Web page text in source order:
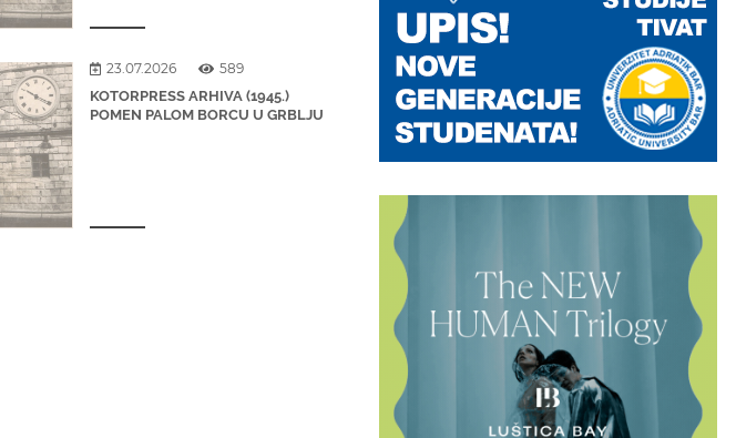
23.07.2026
589
KOTORPRESS ARHIVA (1945.)
POMEN PALOM BORCU U GRBLJU